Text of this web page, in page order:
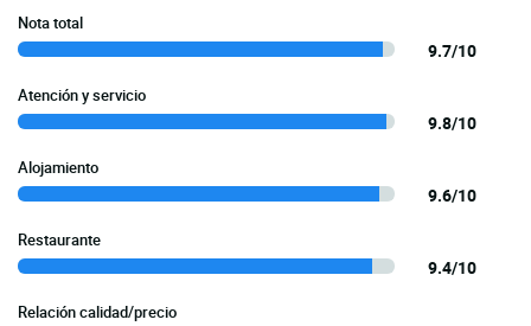
Nota total
9.7/10
Atención y servicio
9.8/10
Alojamiento
9.6/10
Restaurante
9.4/10
Relación calidad/precio